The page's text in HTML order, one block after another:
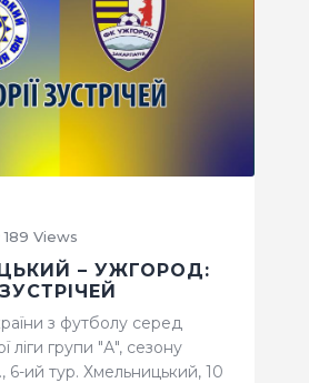
189 Views
– УЖГОРОД:
з футболу серед
ліги групи "А", сезону
6-ий тур. Хмельницький, 10